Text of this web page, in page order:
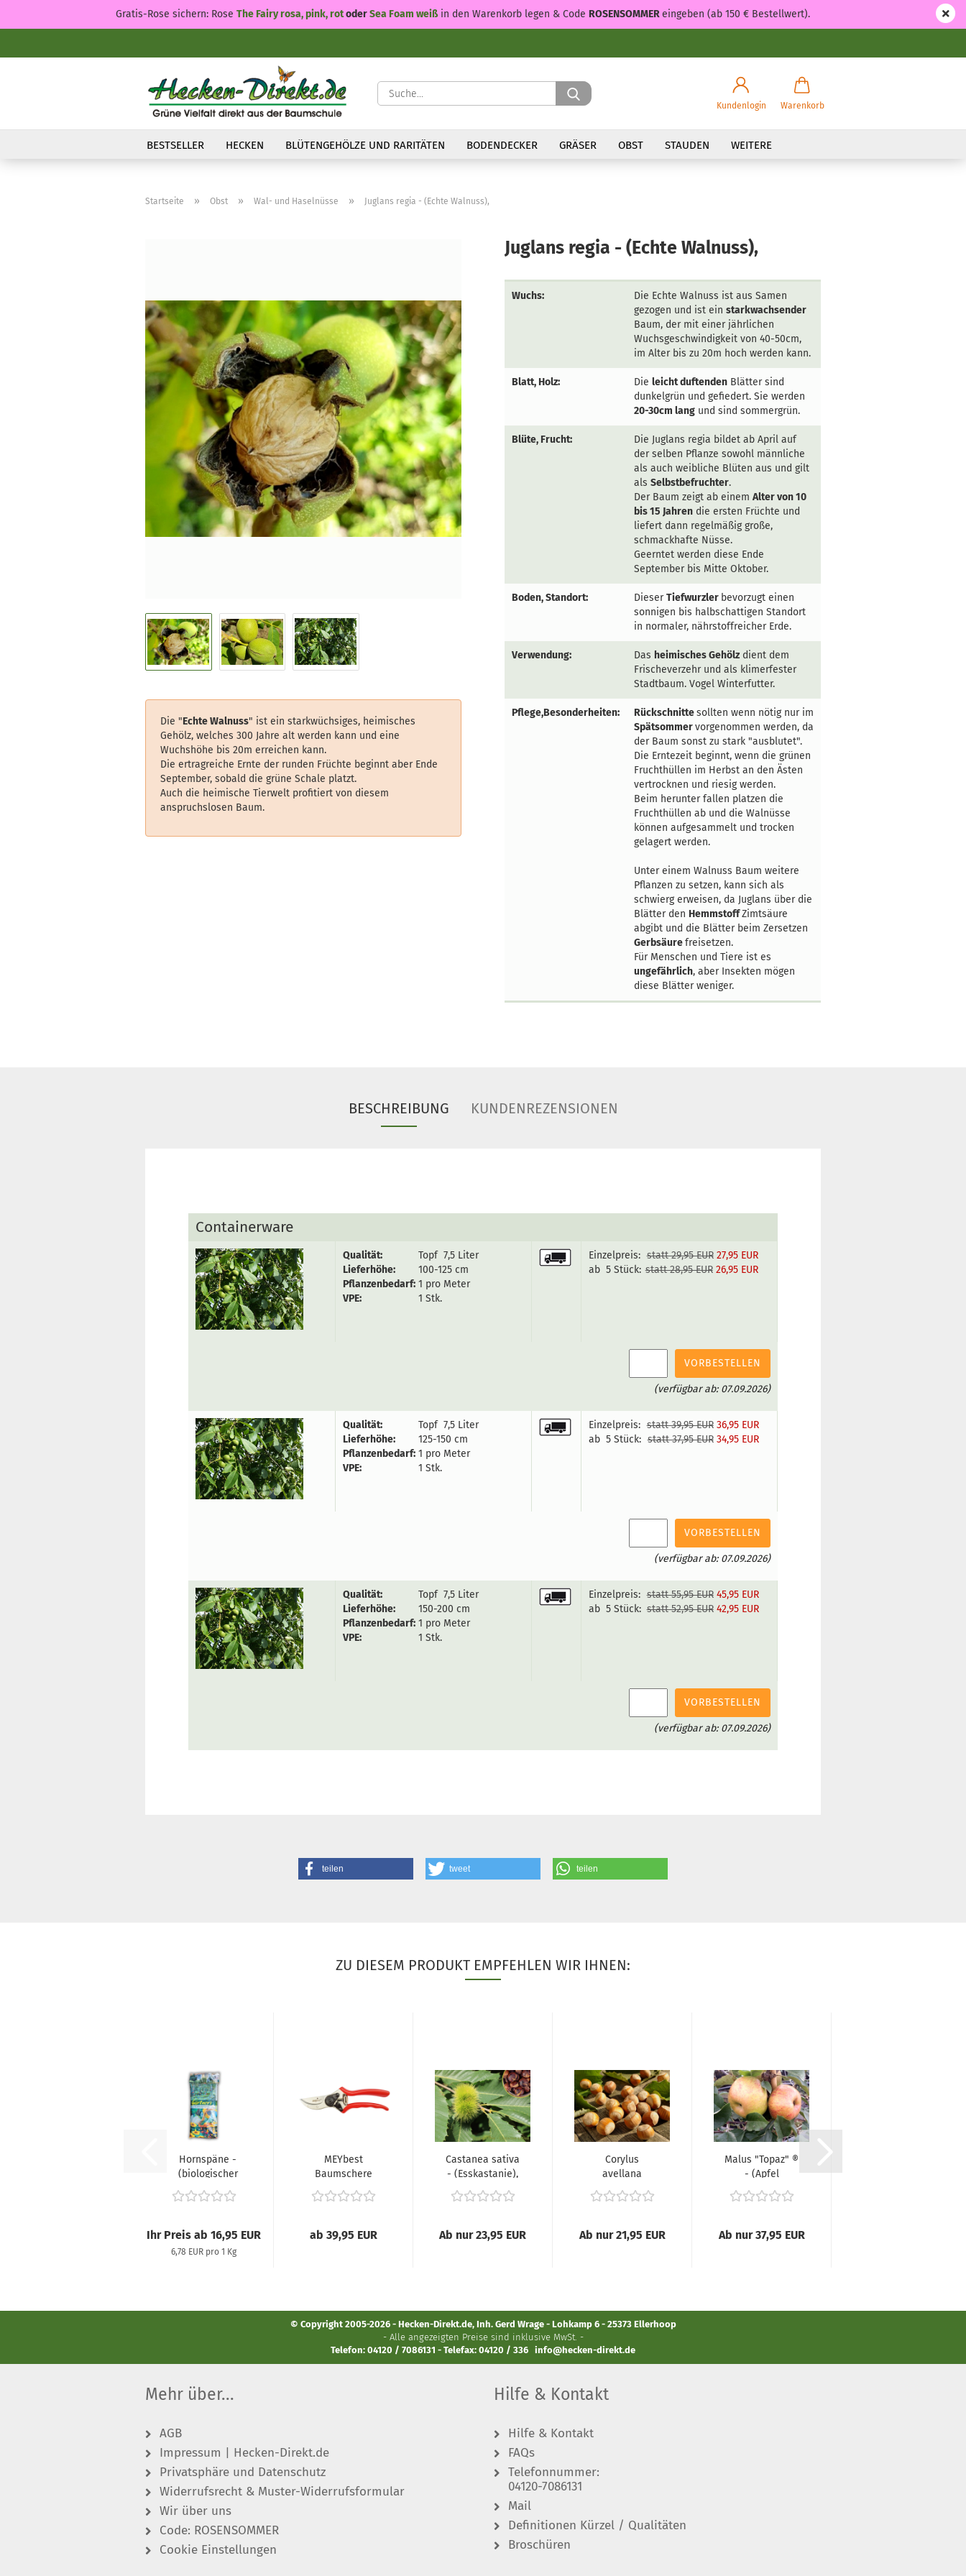
Suche...
Kundenlogin Warenkorb
Gratis-Rose sichern: Rose The Fairy rosa, pink, rotoderSea Foam weißin den Warenkorb legen & Code ROSENSOMMEReingeben (ab 150 € Bestellwert).
BESTSELLER HECKEN BLÜTENGEHÖLZE UND RARITÄTEN BODENDECKER GRÄSER OBST STAUDEN WEITERE
Startseite » Obst » Wal- und Haselnüsse » Juglans regia - (Echte Walnuss),
Die "Echte Walnuss" ist ein starkwüchsiges, heimisches
Gehölz, welches 300 Jahre alt werden kann und eine
Wuchshöhe bis 20m erreichen kann.
Die ertragreiche Ernte der runden Früchte beginnt aber Ende
September, sobald die grüne Schale platzt.
Auch die heimische Tierwelt profitiert von diesem
anspruchslosen Baum.
Juglans regia - (Echte Walnuss),
Wuchs:
Die Echte Walnuss ist aus Samen
gezogen und ist ein starkwachsender
Baum, der mit einer jährlichen
Wuchsgeschwindigkeit von 40-50cm,
im Alter bis zu 20m hoch werden kann.
Blatt, Holz: Die leicht duftenden Blätter sind
dunkelgrün und gefiedert. Sie werden
20-30cm lang und sind sommergrün.
Blüte, Frucht:
Die Juglans regia bildet ab April auf
der selben Pflanze sowohl männliche
als auch weibliche Blüten aus und gilt
als Selbstbefruchter.
Der Baum zeigt ab einem Alter von 10
bis 15 Jahren die ersten Früchte und
liefert dann regelmäßig große,
schmackhafte Nüsse.
Geerntet werden diese Ende
September bis Mitte Oktober.
Boden, Standort: DieserTiefwurzler bevorzugt einen
sonnigen bis halbschattigen Standort
in normaler, nährstoffreicher Erde.
Verwendung: Das heimisches Gehölz dient dem
Frischeverzehr und als klimerfester
Stadtbaum. Vogel Winterfutter.
Pflege,Besonderheiten: Rückschnittesollten wenn nötig nur im
Spätsommervorgenommen werden, da
der Baum sonst zu stark "ausblutet".
Die Erntezeit beginnt, wenn die grünen
Fruchthüllen im Herbst an den Ästen
vertrocknen und riesig werden.
Beim herunter fallen platzen die
Fruchthüllen ab und die Walnüsse
können aufgesammelt und trocken
gelagert werden.
Unter einem Walnuss Baum weitere
Pflanzen zu setzen, kann sich als
schwierg erweisen, da Juglans über die
Blätter den HemmstoffZimtsäure
abgibt und die Blätter beim Zersetzen
Gerbsäurefreisetzen.
Für Menschen und Tiere ist es
ungefährlich, aber Insekten mögen
diese Blätter weniger.
BESCHREIBUNG KUNDENREZENSIONEN
Containerware
Qualität:
Topf 7,5 Liter
Lieferhöhe:
100-125 cm
Pflanzenbedarf: 1 pro Meter
VPE:
1 Stk.
Einzelpreis: statt 29,95 EUR 27,95 EUR
ab 5 Stück: statt 28,95 EUR 26,95 EUR
VORBESTELLEN
(verfügbar ab: 07.09.2026)
Qualität:
Topf 7,5 Liter
Lieferhöhe:
125-150 cm
Pflanzenbedarf: 1 pro Meter
VPE:
1 Stk.
Einzelpreis: statt 39,95 EUR 36,95 EUR
ab 5 Stück: statt 37,95 EUR 34,95 EUR
VORBESTELLEN
(verfügbar ab: 07.09.2026)
Qualität:
Topf 7,5 Liter
Lieferhöhe:
150-200 cm
Pflanzenbedarf: 1 pro Meter
VPE:
1 Stk.
Einzelpreis: statt 55,95 EUR 45,95 EUR
ab 5 Stück: statt 52,95 EUR 42,95 EUR
VORBESTELLEN
(verfügbar ab: 07.09.2026)
teilen tweet teilen
ZU DIESEM PRODUKT EMPFEHLEN WIR IHNEN:
Hornspäne -
(biologischer
Langzeitdünger),...
Ihr Preis ab 16,95 EUR
6,78 EUR pro 1 Kg
MEYbest
Baumschere
M20
ab 39,95 EUR
Castanea sativa
- (Esskastanie),
Ab nur 23,95 EUR
Corylus
avellana
"Nottingham
Fruchtbare"...
Ab nur 21,95 EUR
Malus "Topaz" ®
- (Apfel
"Topaz"...
Ab nur 37,95 EUR
© Copyright 2005-2026 - Hecken-Direkt.de, Inh. Gerd Wrage - Lohkamp 6 - 25373 Ellerhoop
- Alle angezeigten Preise sind inklusive MwSt. -
Telefon: 04120 / 7086131 - Telefax: 04120 / 336 info@hecken-direkt.de
Mehr über...
AGB
Impressum | Hecken-Direkt.de
Privatsphäre und Datenschutz
Widerrufsrecht & Muster-Widerrufsformular
Wir über uns
Code: ROSENSOMMER
Cookie Einstellungen
Hilfe & Kontakt
Hilfe & Kontakt
FAQs
Telefonnummer:
04120-7086131
Mail
Definitionen Kürzel / Qualitäten
Broschüren